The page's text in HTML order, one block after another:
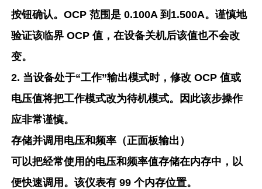
按钮确认。OCP 范围是 0.100A 到1.500A。谨慎地
验证该临界 OCP 值，在设备关机后该值也不会改
变。
2. 当设备处于“工作”输出模式时，修改 OCP 值或
电压值将把工作模式改为待机模式。因此该步操作
应非常谨慎。
存储并调用电压和频率（正面板输出）
可以把经常使用的电压和频率值存储在内存中，以
便快速调用。该仪表有 99 个内存位置。